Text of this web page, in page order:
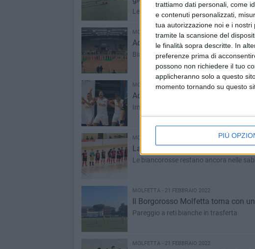
trattiamo dati personali, come
e contenuti personalizzati,
tua autorizzazione noi e i
tramite la scansione del
le finalità sopra descritte. In
preferenze prima di
possono non richiedere il tuo
applicheranno solo a questo
momento tornando su questo
PIÙ
Le immagini e l'intervista video alla
MOLFETTA - 24 FEBBRAIO 2022
Aquile Molfetta ko sul campo del
Biancorossi di nuovo in campo sabato
MOLFETTA - 23 FEBBRAIO 2022
Aquile Molfetta oggi in campo per
Importante scontro salvezza in trasferta
MOLFETTA - 22 FEBBRAIO 2022
La Nox Molfetta fallisce. Lo
Le biancorosse restano ancora nelle
MOLFETTA - 21 FEBBRAIO 2022
Il Borgorosso Molfetta torna con
Pareggio a reti bianche in trasferta
MOLFETTA - 21 FEBBRAIO 2022